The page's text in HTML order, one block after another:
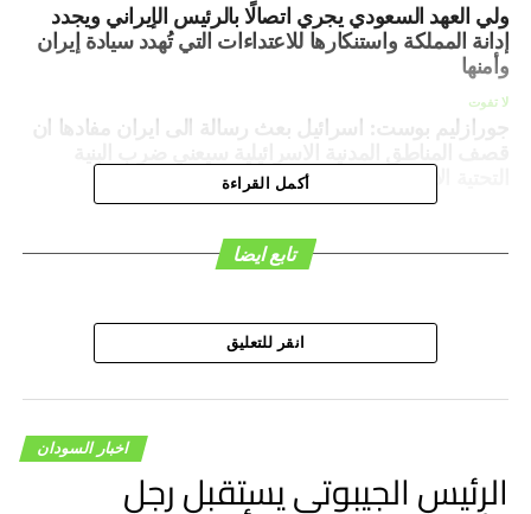
ولي العهد السعودي يجري اتصالًا بالرئيس الإيراني ويجدد
إدانة المملكة واستنكارها للاعتداءات التي تُهدد سيادة إيران
وأمنها
لا تفوت
جورازليم بوست: اسرائيل بعث رسالة الى ايران مفادها ان
التحتية الاستراتيجية الايرانيةأكمل القراءة
تابع ايضا
انقر للتعليق
اخبار السودان
الرئيس الجيبوتي يستقبل رجل